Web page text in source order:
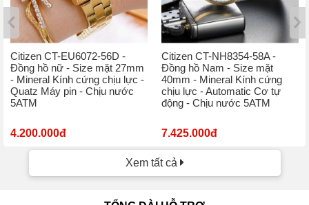
Citizen CT-EU6072-56D -
Đồng hồ nữ - Size mặt 27mm
- Mineral Kính cứng chịu lực -
Quatz Máy pin - Chịu nước
5ATM
4.200.000đ
Citizen CT-NH8354-58A -
Đồng hồ Nam - Size mặt
40mm - Mineral Kính cứng
chịu lực - Automatic Cơ tự
động - Chịu nước 5ATM
7.425.000đ
Xem tất cả